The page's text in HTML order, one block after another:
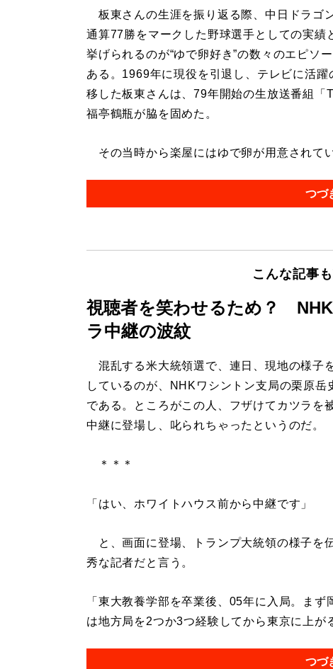
板東さんの生涯を振り返る際、中日ドラゴ
通算77勝をマークした野球選手としての実績
挙げられるのが“ゆで卵好き”の数々のエピソ
ある。1969年に現役を引退し、テレビに活躍
移した板東さんは、79年開始の生放送番組
福亭鶴瓶が脇を固めた。
その当時から楽屋にはゆで卵が用意されて
つづ
こんな記事
視聴者を笑わせるため？
ラ中継の波紋
混乱する米大統領選で、連日、現地の様子
しているのが、NHKワシントン支局の栗原岳
である。ところがこの人、フザけてカツラを
中継に登場し、叱られちゃったというのだ。
＊＊＊
「はい、ホワイトハウス前から中継です」
と、画面に登場、トランプ大統領の様子を
秀な記者だと言う。
「東大教養学部を卒業後、05年に入局。ま
は地方局を2つか3つ経験してから東京に上が
つづ